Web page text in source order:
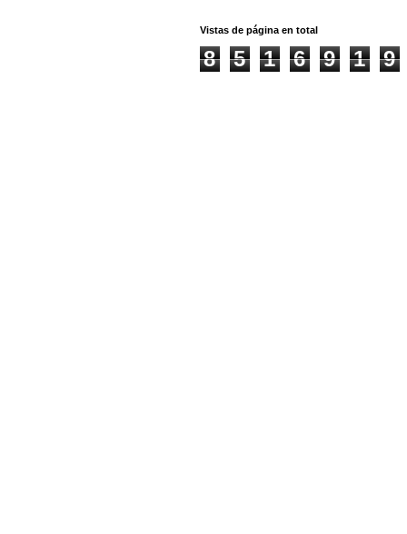
Vistas de página en total
8 5 1 6 9 1 9